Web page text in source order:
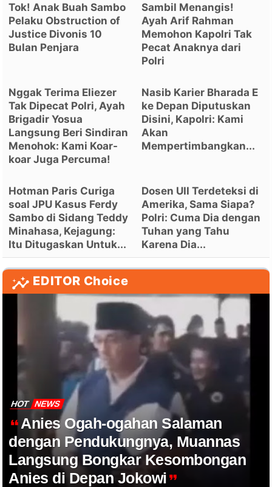
Tok! Anak Buah Sambo
Pelaku Obstruction of
Justice Divonis 10
Bulan Penjara
Sambil Menangis!
Ayah Arif Rahman
Memohon Kapolri Tak
Pecat Anaknya dari
Polri
Nggak Terima Eliezer
Tak Dipecat Polri, Ayah
Brigadir Yosua
Langsung Beri Sindiran
Menohok: Kami Koar-
koar Juga Percuma!
Nasib Karier Bharada E
ke Depan Diputuskan
Disini, Kapolri: Kami
Akan
Mempertimbangkan...
Hotman Paris Curiga
soal JPU Kasus Ferdy
Sambo di Sidang Teddy
Minahasa, Kejagung:
Itu Ditugaskan Untuk...
Dosen UII Terdeteksi di
Amerika, Sama Siapa?
Polri: Cuma Dia dengan
Tuhan yang Tahu
Karena Dia...
EDITOR Choice
HOT NEWS
Anies Ogah-ogahan Salaman
dengan Pendukungnya, Muannas
Langsung Bongkar Kesombongan
Anies di Depan Jokowi